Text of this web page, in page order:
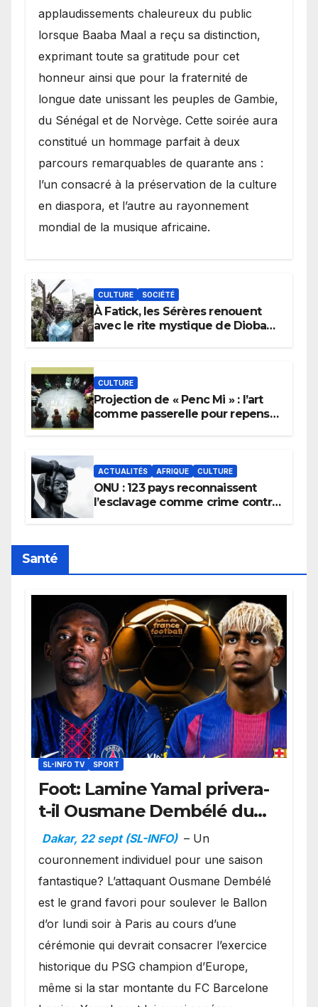
applaudissements chaleureux du public
lorsque Baaba Maal a reçu sa distinction,
exprimant toute sa gratitude pour cet
honneur ainsi que pour la fraternité de
longue date unissant les peuples de Gambie,
du Sénégal et de Norvège. Cette soirée aura
constitué un hommage parfait à deux
parcours remarquables de quarante ans :
l’un consacré à la préservation de la culture
en diaspora, et l’autre au rayonnement
mondial de la musique africaine.
CULTURE SOCIÉTÉ
À Fatick, les Sérères renouent
avec le rite mystique de Diobaye
CULTURE
Projection de « Penc Mi » : l’art
comme passerelle pour repenser
ACTUALITÉS AFRIQUE CULTURE
ONU : 123 pays reconnaissent
l’esclavage comme crime contre
Santé
SL-INFO TV SPORT
Foot: Lamine Yamal privera-
t-il Ousmane Dembélé du
Ballon d’or ?
Dakar, 22 sept (SL-INFO) – Un
couronnement individuel pour une saison
fantastique? L’attaquant Ousmane Dembélé
est le grand favori pour soulever le Ballon
d’or lundi soir à Paris au cours d’une
cérémonie qui devrait consacrer l’exercice
historique du PSG champion d’Europe,
même si la star montante du FC Barcelone